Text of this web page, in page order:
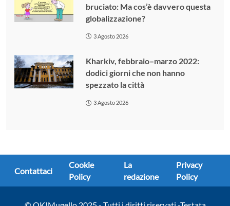
bruciato: Ma cos’è davvero questa
globalizzazione?
3 Agosto 2026
Kharkiv, febbraio–marzo 2022:
dodici giorni che non hanno
spezzato la città
3 Agosto 2026
Contattaci
Cookie
Policy
La
redazione
Privacy
Policy